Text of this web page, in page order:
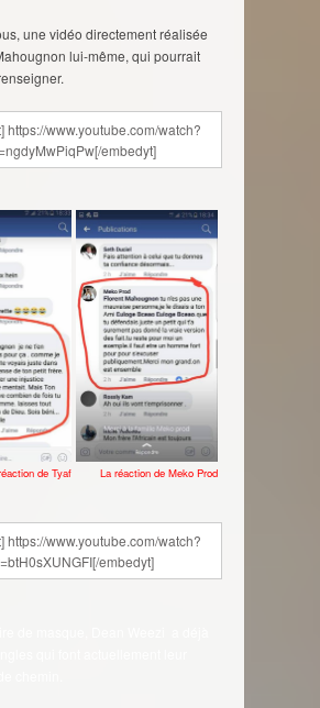
une vidéo directement réalisée
lui-même, qui pourrait
https://www.youtube.com/watch?
embedyt]
de Tyaf La réaction de Meko Prod
https://www.youtube.com/watch?
embedyt]